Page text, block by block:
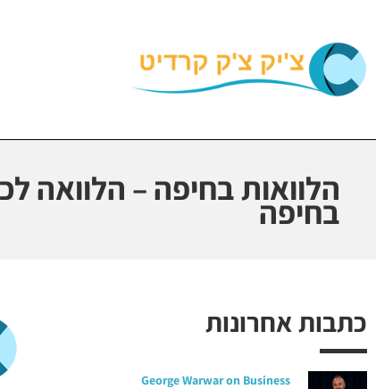
הלוואות בחיפה – הלוואה
בחיפה
כתבות אחרונות
George Warwar on Business